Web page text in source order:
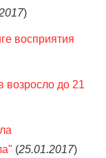
)
восприятия
возросло до 21
(25.01.2017)